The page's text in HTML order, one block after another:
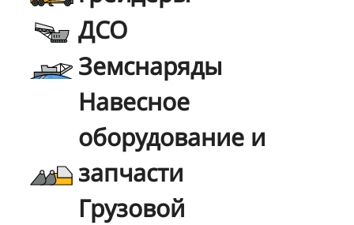
ДСО
Земснаряды
Навесное
оборудование и
запчасти
Грузовой